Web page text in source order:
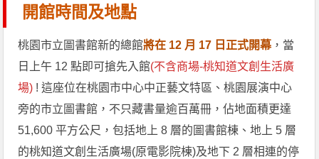
開館時間及地點
桃園市立圖書館新的總館將在 12 月 17 日正式開幕，當
日上午 12 點即可搶先入館(不含商場-桃知道文創生活廣
場) ! 這座位在桃園市中心中正藝文特區、桃園展演中心
旁的市立圖書館，不只藏書量逾百萬冊，佔地面積更達
51,600 平方公尺，包括地上 8 層的圖書館棟、地上 5 層
的桃知道文創生活廣場(原電影院棟)及地下 2 層相連的停